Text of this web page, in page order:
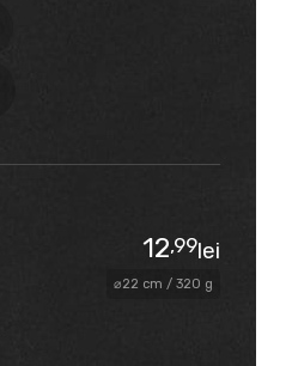
⌀22 cm / 320 g
12,99lei